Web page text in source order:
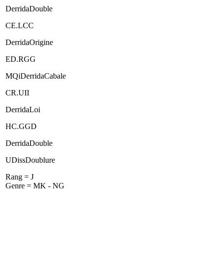
DerridaDouble
CE.LCC
DerridaOrigine
ED.RGG
MQiDerridaCabale
CR.UII
DerridaLoi
HC.GGD
DerridaDouble
UDissDoublure
Rang = J
Genre = MK - NG